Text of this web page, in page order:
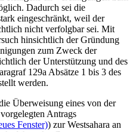
Dadurch sei die
eingeschränkt, weil der
nicht verfolgbar sei. Mit
hinsichtlich der Gründung
zum Zweck der
der Unterstützung und des
129a Absätze 1 bis 3 des
werden.
Überweisung eines von der
Antrags
Fenster)) zur Westsahara an